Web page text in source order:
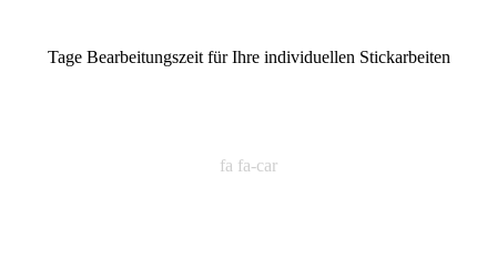
Tage Bearbeitungszeit für Ihre individuellen Stickarbeiten
fa fa-car